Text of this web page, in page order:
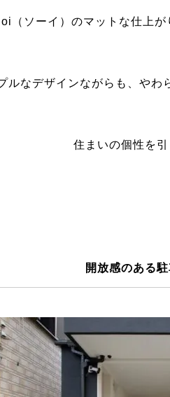
（ソーイ）のマットな仕上
ルなデザインながらも、やわ
住まいの個性を引
開放感のある